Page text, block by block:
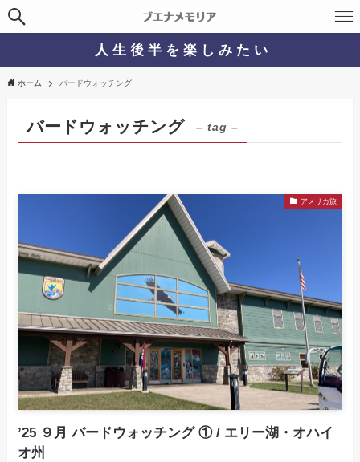
人 生 後 半 を 楽 し み た い
ホーム バードウォッチング
バードウォッチング – tag –
アメリカ旅
’25 ９月 バードウォッチング ① / エリー湖・オハイ
オ州